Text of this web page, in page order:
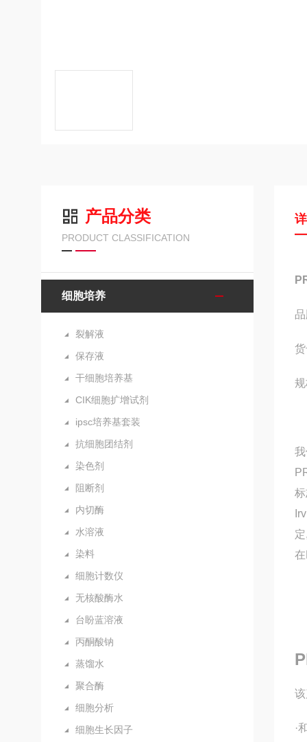
产品分类
PRODUCT CLASSIFICATION
细胞培养
裂解液
保存液
干细胞培养基
CIK细胞扩增试剂
ipsc培养基套装
抗细胞团结剂
染色剂
阻断剂
内切酶
水溶液
染料
细胞计数仪
无核酸酶水
台盼蓝溶液
丙酮酸钠
蒸馏水
聚合酶
细胞分析
细胞生长因子
·